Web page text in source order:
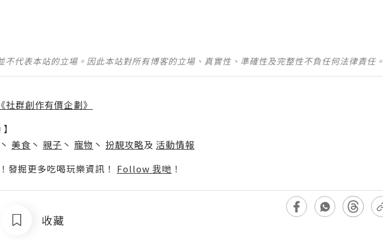
不代表本站的立場。因此本站對所有博客的立場、真實性、準確性及完整性不負任何法律責任。
社群創作有價企劃》
丶 美食 丶 親子 丶 寵物 丶 扮靚攻略及 活動情報
掘更多吃喝玩樂資訊！ Follow 我哋 ！
收藏